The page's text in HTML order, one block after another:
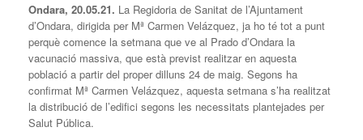
Ondara, 20.05.21. La Regidoria de Sanitat de l’Ajuntament
d’Ondara, dirigida per Mª Carmen Velázquez, ja ho té tot a punt
perquè comence la setmana que ve al Prado d’Ondara la
vacunació massiva, que està previst realitzar en aquesta
població a partir del proper dilluns 24 de maig. Segons ha
confirmat Mª Carmen Velázquez, aquesta setmana s’ha realitzat
la distribució de l’edifici segons les necessitats plantejades per
Salut Pública.